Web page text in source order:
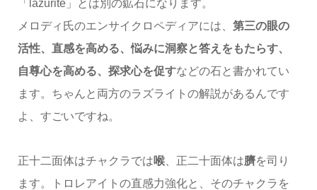
「lazurite」とは別の鉱石になります。
メロディ氏のエンサイクロペディアには、 第三の眼の
活性、直感を高める、悩みに洞察と答えをもたらす、
自尊心を高める、探求心を促すなどの石と書かれてい
ます。ちゃんと両方のラズライトの解説があるんです
よ、すごいですね。
正十二面体はチャクラでは喉、正二十面体は臍を司り
ます。トロレアイトの直感力強化と、そのチャクラを